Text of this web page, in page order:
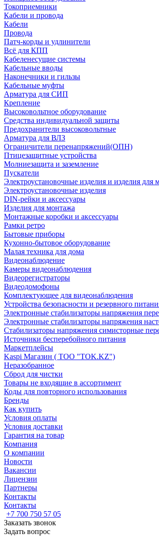
Токоприемники
Кабели и провода
Кабели
Провода
Патч-корды и удлинители
Всё для КПП
Кабеленесущие системы
Кабельные вводы
Наконечники и гильзы
Кабельные муфты
Арматура для СИП
Крепление
Высоковольтное оборудование
Средства индивидуальной защиты
Предохранители высоковольтные
Арматура для ВЛЗ
Ограничители перенапряжений(ОПН)
Птицезащитные устройства
Молниезащита и заземление
Пускатели
Электроустановочные изделия и изделия для
Электроустановочные изделия
DIN-рейки и аксессуары
Изделия для монтажа
Монтажные коробки и аксессуары
Рамки ретро
Бытовые приборы
Кухонно-бытовое оборудование
Малая техника для дома
Видеонаблюдение
Камеры видеонаблюдения
Видеорегистраторы
Видеодомофоны
Комплектующее для видеонаблюдения
Устройства безопасности и резервного
Электронные стабилизаторы напряжения
Электронные стабилизаторы напряжения
Стабилизаторы напряжения симисторные
Источники бесперебойного питания
Маркетплейсы
Kaspi Магазин ( ТОО "TOK.KZ")
Неразобранное
Сброд для чистки
Товары не входящие в ассортимент
Коды для повторного использования
Бренды
Как купить
Условия оплаты
Условия доставки
Гарантия на товар
Компания
О компании
Новости
Вакансии
Лицензии
Партнеры
Контакты
Контакты
+7 700 750 57 05
Заказать звонок
Задать вопрос